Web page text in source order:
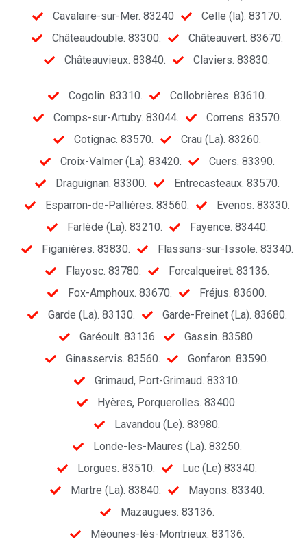
Cavalaire-sur-Mer. 83240
Celle (la). 83170.
Châteaudouble. 83300.
Châteauvert. 83670.
Châteauvieux. 83840.
Claviers. 83830.
Cogolin. 83310.
Collobrières. 83610.
Comps-sur-Artuby. 83044.
Correns. 83570.
Cotignac. 83570.
Crau (La). 83260.
Croix-Valmer (La). 83420.
Cuers. 83390.
Draguignan. 83300.
Entrecasteaux. 83570.
Esparron-de-Pallières. 83560.
Evenos. 83330.
Farlède (La). 83210.
Fayence. 83440.
Figanières. 83830.
Flassans-sur-Issole. 83340.
Flayosc. 83780.
Forcalqueiret. 83136.
Fox-Amphoux. 83670.
Fréjus. 83600.
Garde (La). 83130.
Garde-Freinet (La). 83680.
Garéoult. 83136.
Gassin. 83580.
Ginasservis. 83560.
Gonfaron. 83590.
Grimaud, Port-Grimaud. 83310.
Hyères, Porquerolles. 83400.
Lavandou (Le). 83980.
Londe-les-Maures (La). 83250.
Lorgues. 83510.
Luc (Le) 83340.
Martre (La). 83840.
Mayons. 83340.
Mazaugues. 83136.
Méounes-lès-Montrieux. 83136.